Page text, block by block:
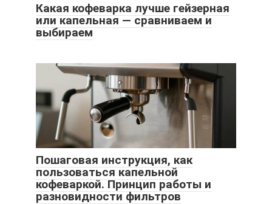
Какая кофеварка лучше гейзерная
или капельная — сравниваем и
выбираем
Пошаговая инструкция, как
пользоваться капельной
кофеваркой. Принцип работы и
разновидности фильтров